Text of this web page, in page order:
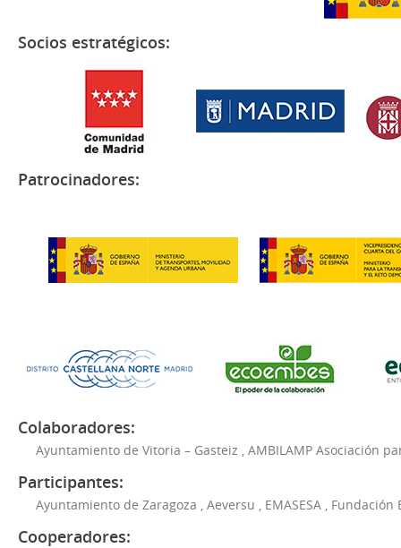
Socios estratégicos:
Patrocinadores:
Colaboradores:
Ayuntamiento de Vitoria – Gasteiz , AMBILAMP Asociación
Participantes:
Ayuntamiento de Zaragoza , Aeversu , EMASESA , Fundación
Cooperadores: